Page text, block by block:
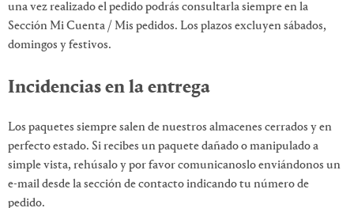
una vez realizado el pedido podrás consultarla siempre en la
Sección Mi Cuenta / Mis pedidos. Los plazos excluyen sábados,
domingos y festivos.
Incidencias en la entrega
Los paquetes siempre salen de nuestros almacenes cerrados y en
perfecto estado. Si recibes un paquete dañado o manipulado a
simple vista, rehúsalo y por favor comunicanoslo enviándonos un
e-mail desde la sección de contacto indicando tu número de
pedido.